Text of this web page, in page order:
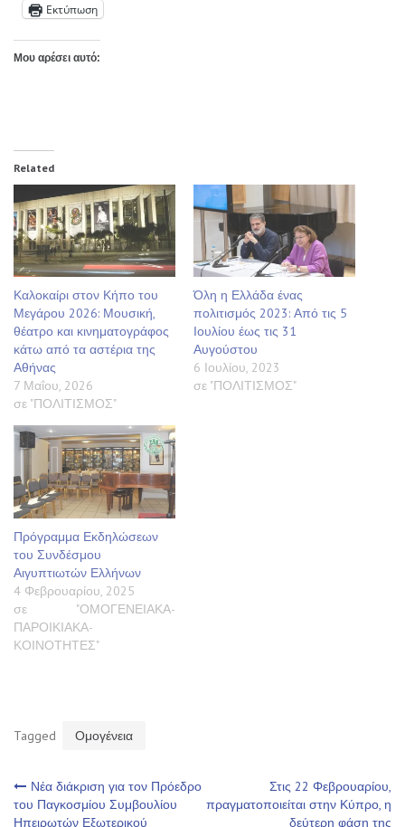
Εκτύπωση
Μου αρέσει αυτό:
Related
Καλοκαίρι στον Κήπο του
Μεγάρου 2026: Μουσική,
θέατρο και κινηματογράφος
κάτω από τα αστέρια της
Αθήνας
7 Μαΐου, 2026
σε "ΠΟΛΙΤΙΣΜΟΣ"
Όλη η Ελλάδα ένας
πολιτισμός 2023: Από τις 5
Ιουλίου έως τις 31
Αυγούστου
6 Ιουλίου, 2023
σε "ΠΟΛΙΤΙΣΜΟΣ"
Πρόγραμμα Εκδηλώσεων
του Συνδέσμου
Αιγυπτιωτών Ελλήνων
4 Φεβρουαρίου, 2025
σε "ΟΜΟΓΕΝΕΙΑΚΑ-
ΠΑΡΟΙΚΙΑΚΑ-
ΚΟΙΝΟΤΗΤΕΣ"
Tagged Ομογένεια
Πλοήγηση
Νέα διάκριση για τον Πρόεδρο
του Παγκοσμίου Συμβουλίου
Ηπειρωτών Εξωτερικού
Στις 22 Φεβρουαρίου,
πραγματοποιείται στην Κύπρο, η
δεύτερη φάση της